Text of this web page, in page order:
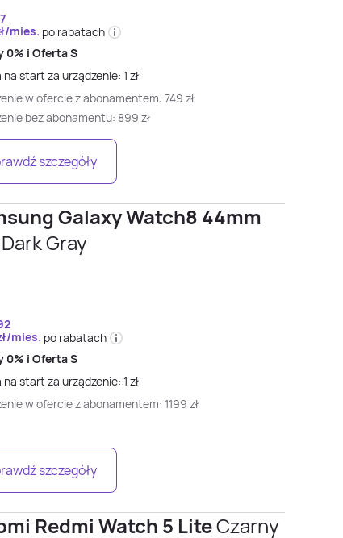
mies. po rabatach
0% i Oferta S
na start za urządzenie: 1 zł
w ofercie z abonamentem: 749 zł
bez abonamentu: 899 zł
szczegóły
Galaxy Watch8 44mm
Dark Gray
mies. po rabatach
0% i Oferta S
na start za urządzenie: 1 zł
w ofercie z abonamentem: 1199 zł
szczegóły
Redmi Watch 5 LiteCzarny